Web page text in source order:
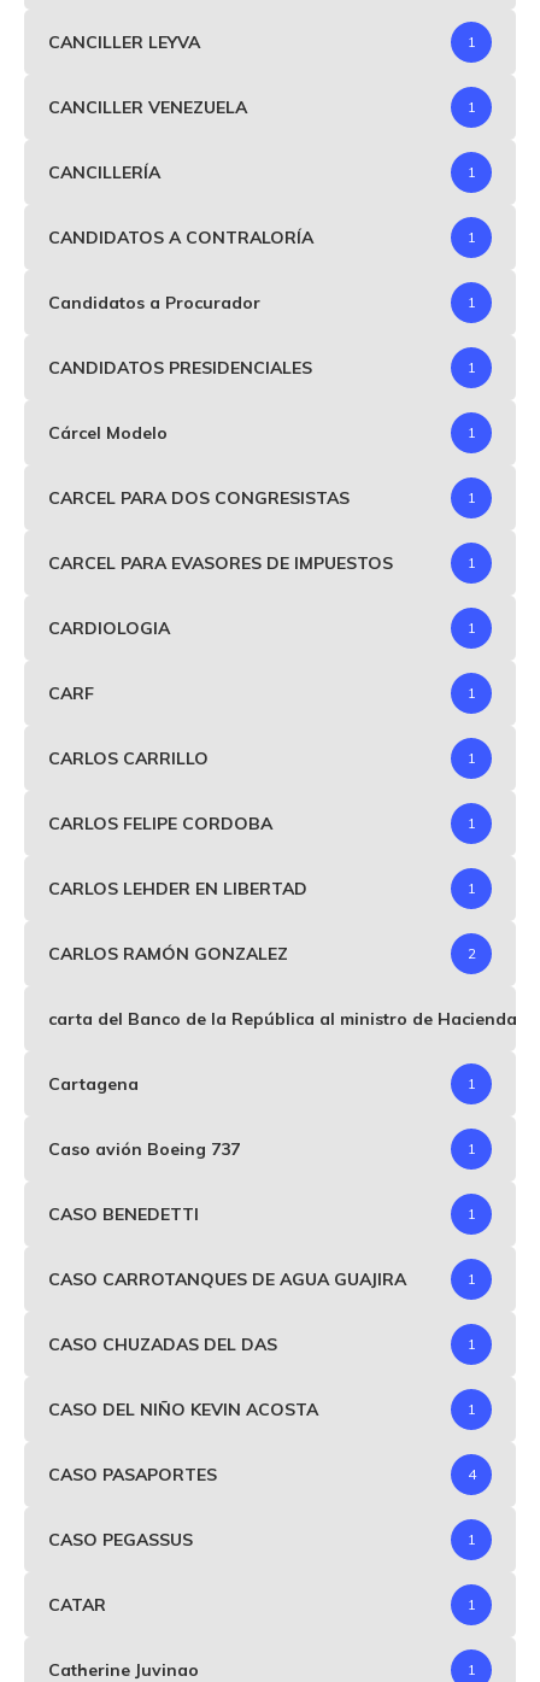
CANCILLER LEYVA 1
CANCILLER VENEZUELA 1
CANCILLERÍA 1
CANDIDATOS A CONTRALORÍA 1
Candidatos a Procurador 1
CANDIDATOS PRESIDENCIALES 1
Cárcel Modelo 1
CARCEL PARA DOS CONGRESISTAS 1
CARCEL PARA EVASORES DE IMPUESTOS 1
CARDIOLOGIA 1
CARF 1
CARLOS CARRILLO 1
CARLOS FELIPE CORDOBA 1
CARLOS LEHDER EN LIBERTAD 1
CARLOS RAMÓN GONZALEZ 2
carta del Banco de la República al ministro de Hacienda
Cartagena 1
Caso avión Boeing 737 1
CASO BENEDETTI 1
CASO CARROTANQUES DE AGUA GUAJIRA 1
CASO CHUZADAS DEL DAS 1
CASO DEL NIÑO KEVIN ACOSTA 1
CASO PASAPORTES 4
CASO PEGASSUS 1
CATAR 1
Catherine Juvinao 1